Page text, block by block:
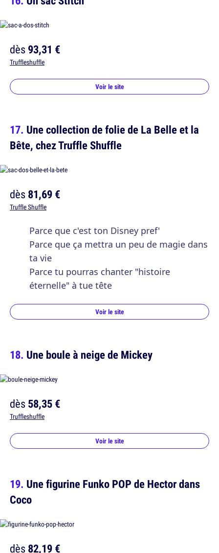
dès93,31 €
Truffleshuffle
Voir le site
Une collection de folie de La Belle et la
Bête, chez Truffle Shuffle
dès81,69 €
Truffle Shuffle
Parce que c'est ton Disney pref'
Parce que ça mettra un peu de magie dans
ta vie
Parce tu pourras chanter "histoire
éternelle" à tue tête
Voir le site
Une boule à neige de Mickey
dès58,35 €
Truffleshuffle
Voir le site
Une figurine Funko POP de Hector dans
Coco
dès82,19 €